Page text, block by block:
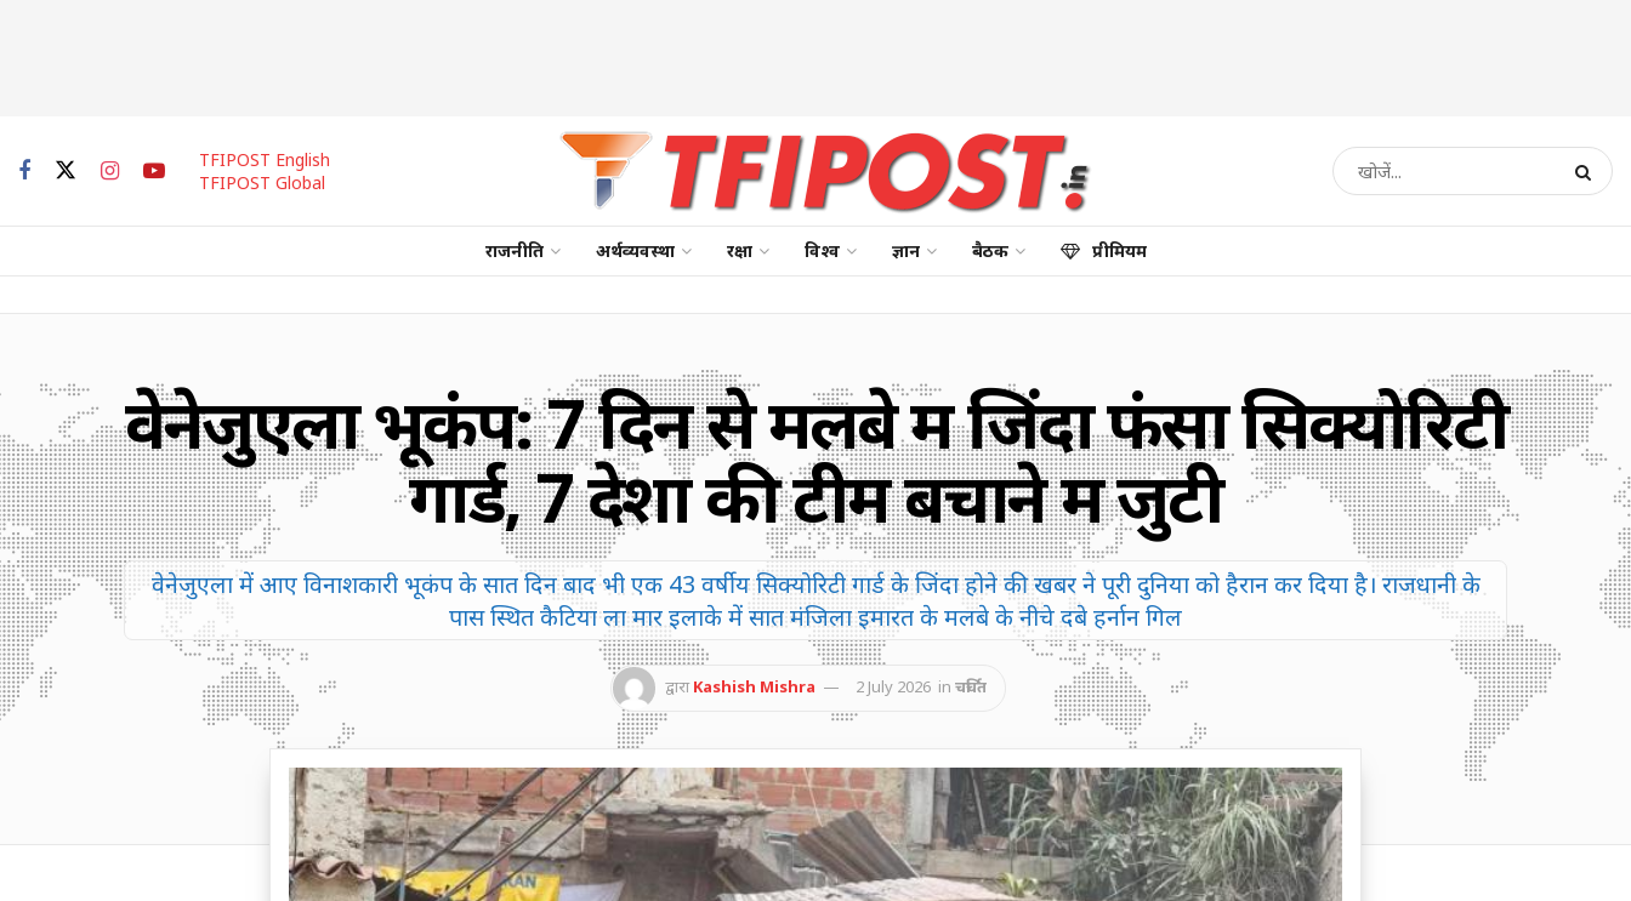
TFIPOST English
TFIPOST Global
राजनीति अर्थव्यवस्था रक्षा विश्व ज्ञान बैठक प्रीमियम
वेनेजुएला भूकंप: 7 दिन से मलबे में जिंदा फंसा सिक्योरिटी
गार्ड, 7 देशों की टीम बचाने में जुटी
वेनेजुएला में आए विनाशकारी भूकंप के सात दिन बाद भी एक 43 वर्षीय सिक्योरिटी गार्ड के जिंदा होने की खबर ने पूरी दुनिया को हैरान कर दिया है। राजधानी के
पास स्थित कैटिया ला मार इलाके में सात मंजिला इमारत के मलबे के नीचे दबे हर्नान गिल
द्वारा Kashish Mishra 2 July 2026 in चर्चित